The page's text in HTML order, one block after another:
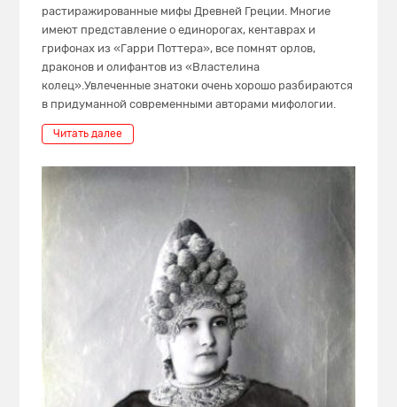
растиражированные мифы Древней Греции. Многие
имеют представление о единорогах, кентаврах и
грифонах из «Гарри Поттера», все помнят орлов,
драконов и олифантов из «Властелина
колец».Увлеченные знатоки очень хорошо разбираются
в придуманной современными авторами мифологии.
Читать далее